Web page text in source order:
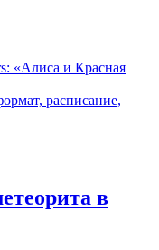
«Алиса и Красная
расписание,
в